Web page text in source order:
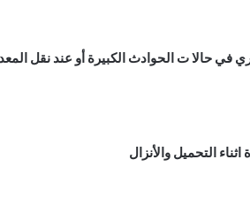
في حالا ت الحوادث الكبيرة أو عند نقل
التحميل والأنزال